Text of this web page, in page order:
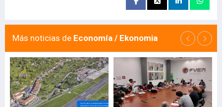
Más noticias de Economía / Ekonomia